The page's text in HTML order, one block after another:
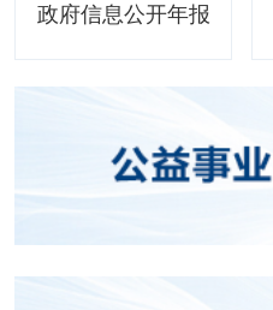
政府信息公开年报